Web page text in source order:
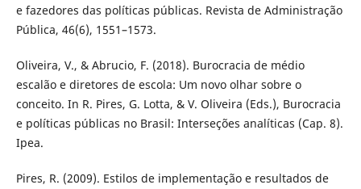
e fazedores das políticas públicas. Revista de Administração
Pública, 46(6), 1551–1573.
Oliveira, V., & Abrucio, F. (2018). Burocracia de médio
escalão e diretores de escola: Um novo olhar sobre o
conceito. In R. Pires, G. Lotta, & V. Oliveira (Eds.), Burocracia
e políticas públicas no Brasil: Interseções analíticas (Cap. 8).
Ipea.
Pires, R. (2009). Estilos de implementação e resultados de